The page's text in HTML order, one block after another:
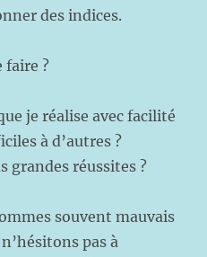
des indices.
faire ?
je réalise avec facilité
à d’autres ?
grandes réussites ?
souvent mauvais
pas à